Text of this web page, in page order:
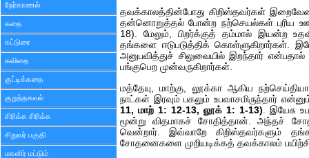
நேர்காணல்
கதை
கட்டுரை
கவிதை
குட்டிக்கதை
குறுந்தகவல்
சிரிக்க சிரிக்க
சிறுவர் பகுதி
மகளிர் மட்டும்
தவக்காலத்தின்போது கிறிஸ்தவர்கள்
தன்னொறுத்தல் போன்ற நற்செயல்கள் புரிய
18). மேலும், பிறர்க்குத் தம்மால் இயன்ற
தங்களை ஈடுபடுத்திக் கொள்ளுகிறார்கள்.
அனுபவித்துச் சிலுவையில் இறந்தார்
பங்குபெற முன்வருகிறார்கள்.
மத்தேயு, மாற்கு, லூக்கா ஆகிய
நாட்கள் இரவும் பகலும் உபவாசமிருந்தார்
11, மாற் 1: 12-13, லூக் 1: 1-13). இயேசு
மூன்று விதமாகச் சோதித்தான். அந்தச்
வென்றார். இவ்வாறே கிறிஸ்தவர்களும்
சோதனைகளை முறியடிக்கத் தவக்காலம்